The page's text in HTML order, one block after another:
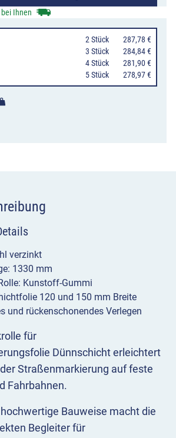
bei Ihnen
2 Stück
287,78 €
3 Stück
284,84 €
4 Stück
281,90 €
5 Stück 278,97 €
für
Dünnschicht erleichtert
Straßenmarkierung auf feste
Fahrbahnen.
Bauweise macht die
Begleiter für
verzinkt
1330 mm
Kunstoff-Gummi
120 und 150 mm Breite
und rückenschonendes Verlegen